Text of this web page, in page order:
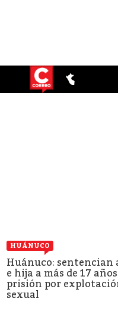
HUÁNUCO
Huánuco: sentencian
e hija a más de 17
prisión por
sexual